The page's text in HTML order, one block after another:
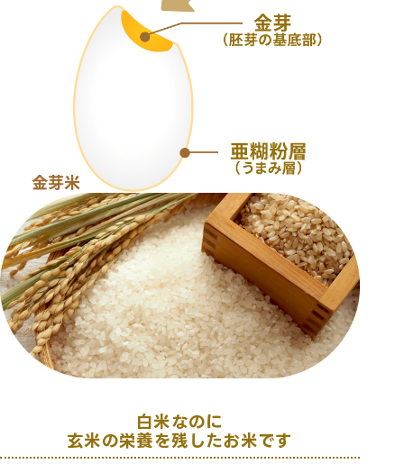
白米なのに
玄米の栄養を残したお米です